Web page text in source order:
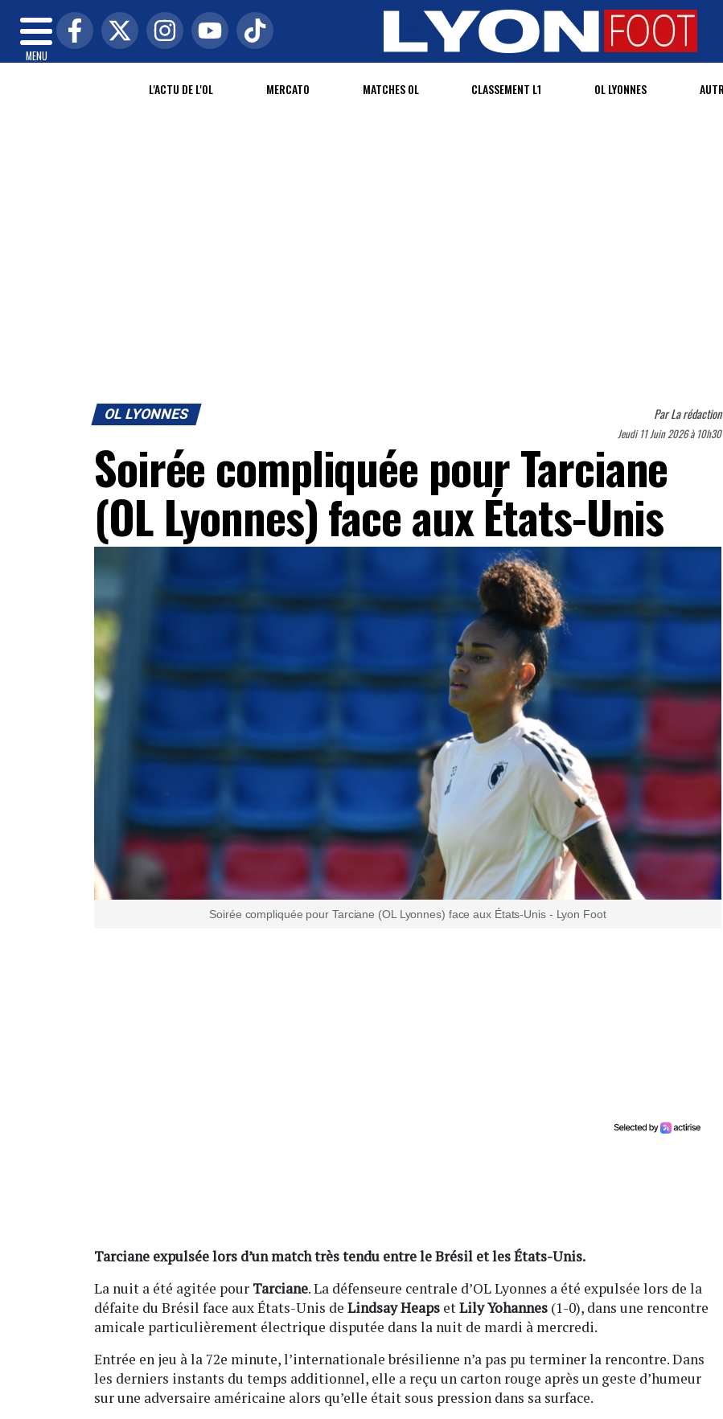
MENU
L'ACTU DE L'OL MERCATO MATCHES OL CLASSEMENT L1 OL LYONNES
OL LYONNES ParLa rédaction
Jeudi 11 Juin 2026 à 10h30
Soirée compliquée pour Tarciane
(OL Lyonnes) face aux États-Unis
Soirée compliquée pour Tarciane (OL Lyonnes) face aux États-Unis - Lyon Foot
Tarciane expulsée lors d’un match très tendu entre le Brésil et les États-Unis.
La nuit a été agitée pour Tarciane. La défenseure centrale d’OL Lyonnes a été expulsée lors de la
défaite du Brésil face aux États-Unis de Lindsay Heaps etLily Yohannes (1-0), dans une rencontre
amicale particulièrement électrique disputée dans la nuit de mardi à mercredi.
Entrée en jeu à la 72e minute, l’internationale brésilienne n’a pas pu terminer la rencontre. Dans
les derniers instants du temps additionnel, elle a reçu un carton rouge après un geste d’humeur
sur une adversaire américaine alors qu’elle était sous pression dans sa surface.